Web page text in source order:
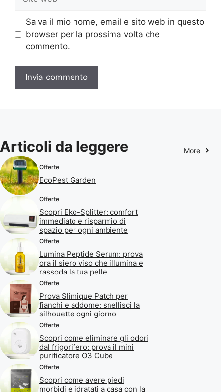
web
Salva il mio nome, email e sito web in questo
browser per la prossima volta che
commento.
Articoli da leggere More
Offerte
EcoPest Garden
Offerte
Scopri Eko-Splitter: comfort
immediato e risparmio di
spazio per ogni ambiente
Offerte
Lumina Peptide Serum: prova
ora il siero viso che illumina e
rassoda la tua pelle
Offerte
Prova Slimique Patch per
fianchi e addome: snellisci la
silhouette ogni giorno
Offerte
Scopri come eliminare gli odori
dal frigorifero: prova il mini
purificatore O3 Cube
Offerte
Scopri come avere piedi
morbidi e idratati a casa con la